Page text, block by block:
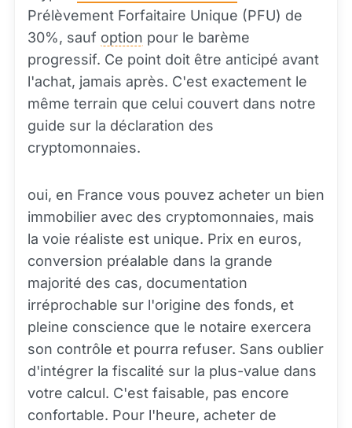
Prélèvement Forfaitaire Unique (PFU) de
30%, sauf option pour le barème
progressif. Ce point doit être anticipé avant
l'achat, jamais après. C'est exactement le
même terrain que celui couvert dans notre
guide sur la déclaration des
cryptomonnaies.
oui, en France vous pouvez acheter un bien
immobilier avec des cryptomonnaies, mais
la voie réaliste est unique. Prix en euros,
conversion préalable dans la grande
majorité des cas, documentation
irréprochable sur l'origine des fonds, et
pleine conscience que le notaire exercera
son contrôle et pourra refuser. Sans oublier
d'intégrer la fiscalité sur la plus-value dans
votre calcul. C'est faisable, pas encore
confortable. Pour l'heure, acheter de